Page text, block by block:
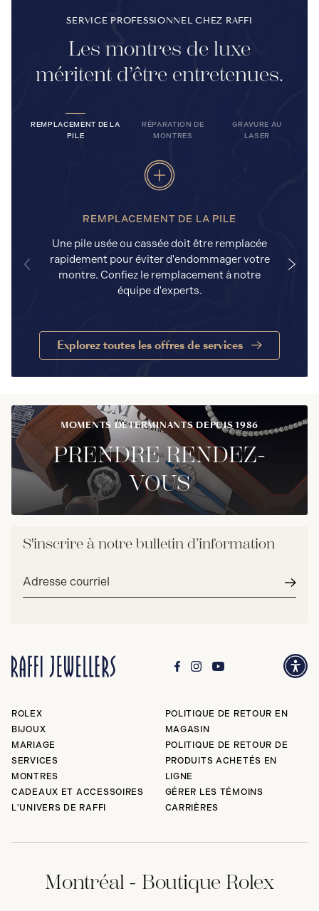
SERVICE PROFESSIONNEL CHEZ RAFFI
Les montres de luxe
méritent d’être entretenues.
REMPLACEMENT DE LA
PILE
RÉPARATION DE
MONTRES
GRAVURE AU
LASER
REMPLACEMENT DE LA PILE
Une pile usée ou cassée doit être remplacée
rapidement pour éviter d'endommager votre
montre. Confiez le remplacement à notre
équipe d'experts.
Explorez toutes les offres de services
MOMENTS DÉTERMINANTS DEPUIS 1986
PRENDRE RENDEZ-
VOUS
S'inscrire à notre bulletin d’information
Adresse
ROLEX
BIJOUX
MARIAGE
SERVICES
MONTRES
CADEAUX ET ACCESSOIRES
L'UNIVERS DE RAFFI
POLITIQUE DE RETOUR EN
MAGASIN
POLITIQUE DE RETOUR DE
PRODUITS ACHETÉS EN
LIGNE
GÉRER LES TÉMOINS
CARRIÈRES
Montréal - Boutique Rolex